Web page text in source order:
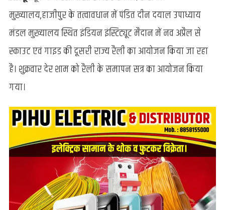
गया
ग्रैंड
फायर
मुख्यालय,हाजीपुर के तत्वावधान में पंडित दीन दयाल उपाध्याय
मंडल मुख्यालय स्थित इंडियन इंस्टिट्यूट मैदान में नव अप्रैल से
स्काउट एवं गाइड की दूसरी राज्य रैली का आयोजन किया जा रहा
है। शुक्रवार देर शाम को रैली के समापन सत्र का आयोजन किया
गया।